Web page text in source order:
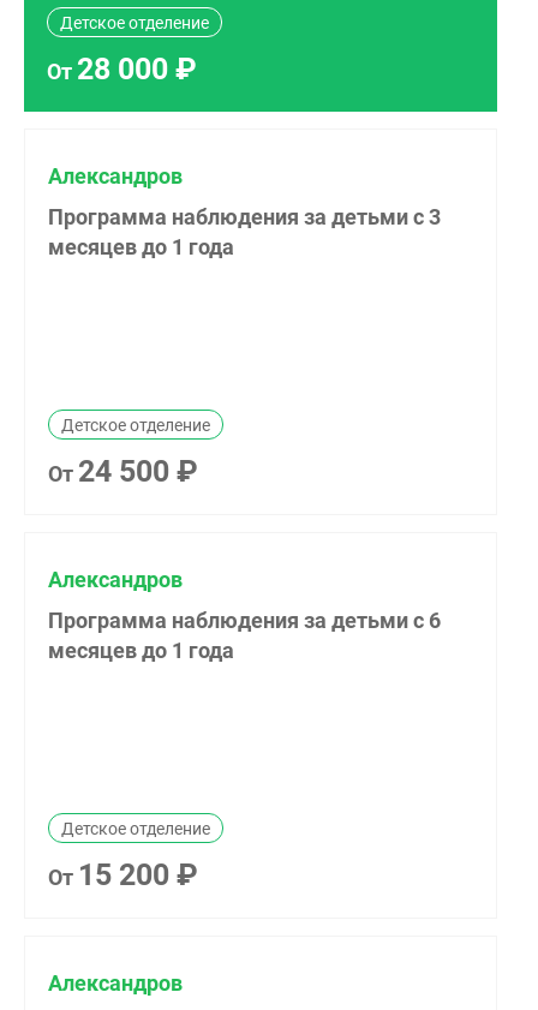
Детское отделение
От 28 000 ₽
Александров
Программа наблюдения за детьми с 3
месяцев до 1 года
Детское отделение
От 24 500 ₽
Александров
Программа наблюдения за детьми с 6
месяцев до 1 года
Детское отделение
От 15 200 ₽
Александров